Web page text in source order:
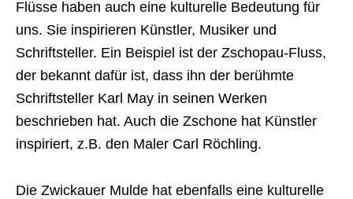
Flüsse haben auch eine kulturelle Bedeutung für
uns. Sie inspirieren Künstler, Musiker und
Schriftsteller. Ein Beispiel ist der Zschopau-Fluss,
der bekannt dafür ist, dass ihn der berühmte
Schriftsteller Karl May in seinen Werken
beschrieben hat. Auch die Zschone hat Künstler
inspiriert, z.B. den Maler Carl Röchling.
Die Zwickauer Mulde hat ebenfalls eine kulturelle